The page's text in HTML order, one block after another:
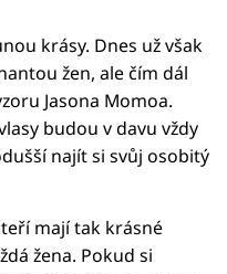
krásy. Dnes už však
žen, ale čím dál
Jasona Momoa.
budou v davu vždy
najít si svůj osobitý
mají tak krásné
žena. Pokud si